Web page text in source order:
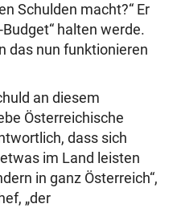
Schulden macht?“ Er
halten werde.
das nun funktionieren
an diesem
Österreichische
dass sich
im Land leisten
in ganz Österreich“,
„der